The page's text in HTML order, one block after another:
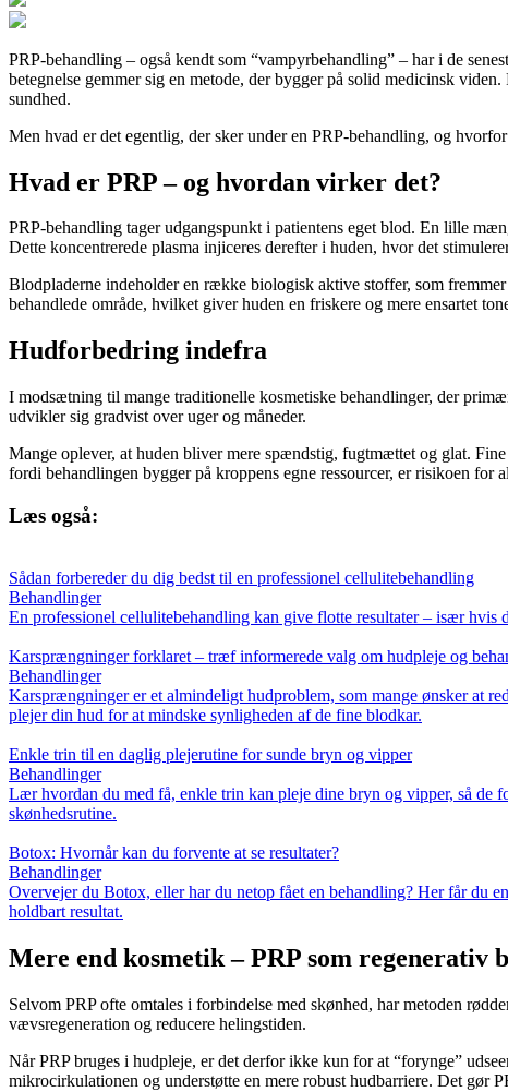
PRP-behandling – også kendt som “vampyrbehandling” – har i de
betegnelse gemmer sig en metode, der bygger på solid medicinsk viden.
sundhed.
Men hvad er det egentlig, der sker under en PRP-behandling, og
Hvad er PRP – og hvordan virker det?
PRP-behandling tager udgangspunkt i patientens eget blod. En lille
Dette koncentrerede plasma injiceres derefter i huden, hvor det
Blodpladerne indeholder en række biologisk aktive stoffer, som
behandlede område, hvilket giver huden en friskere og mere ensartet
Hudforbedring indefra
I modsætning til mange traditionelle kosmetiske behandlinger, der
udvikler sig gradvist over uger og måneder.
Mange oplever, at huden bliver mere spændstig, fugtmættet og glat.
fordi behandlingen bygger på kroppens egne ressourcer, er risikoen for
Læs også:
Sådan forbereder du dig bedst til en professionel cellulitebehandling
Behandlinger
En professionel cellulitebehandling kan give flotte resultater – især
Karsprængninger forklaret – træf informerede valg om hudpleje og
Behandlinger
Karsprængninger er et almindeligt hudproblem, som mange ønsker at
plejer din hud for at mindske synligheden af de fine blodkar.
Enkle trin til en daglig plejerutine for sunde bryn og vipper
Behandlinger
Lær hvordan du med få, enkle trin kan pleje dine bryn og vipper, så de
skønhedsrutine.
Botox: Hvornår kan du forvente at se resultater?
Behandlinger
Overvejer du Botox, eller har du netop fået en behandling? Her får du
holdbart resultat.
Mere end kosmetik – PRP som regenerativ
Selvom PRP ofte omtales i forbindelse med skønhed, har metoden
vævsregeneration og reducere helingstiden.
Når PRP bruges i hudpleje, er det derfor ikke kun for at “forynge”
mikrocirkulationen og understøtte en mere robust hudbarriere. Det gør